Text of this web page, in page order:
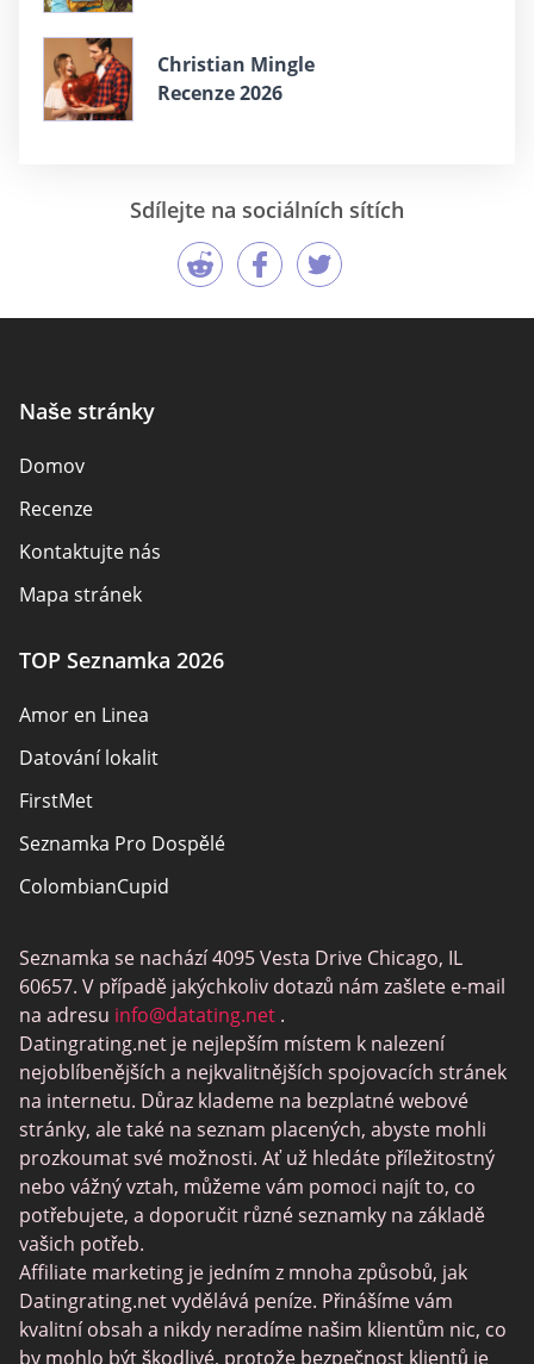
Christian Mingle
Recenze 2026
Sdílejte na sociálních sítích
Naše stránky
Domov
Recenze
Kontaktujte nás
Mapa stránek
TOP Seznamka 2026
Amor en Linea
Datování lokalit
FirstMet
Seznamka Pro Dospělé
ColombianCupid
MeetMindful
Seznamka BDSM
BBPeopleMeet
Stránky Sugar Daddy
JPeopleMeet
Trans Seznamka
Senior Datování Lokalit
MyLOL
Gay Seznamka
Lesbické Seznamky
Seznamka se nachází 4095 Vesta Drive Chicago, IL
60657. V případě jakýchkoliv dotazů nám zašlete e-mail
na adresu info@datating.net .
Datingrating.net je nejlepším místem k nalezení
nejoblíbenějších a nejkvalitnějších spojovacích stránek
na internetu. Důraz klademe na bezplatné webové
stránky, ale také na seznam placených, abyste mohli
prozkoumat své možnosti. Ať už hledáte příležitostný
nebo vážný vztah, můžeme vám pomoci najít to, co
potřebujete, a doporučit různé seznamky na základě
vašich potřeb.
Affiliate marketing je jedním z mnoha způsobů, jak
Datingrating.net vydělává peníze. Přinášíme vám
kvalitní obsah a nikdy neradíme našim klientům nic, co
by mohlo být škodlivé, protože bezpečnost klientů je